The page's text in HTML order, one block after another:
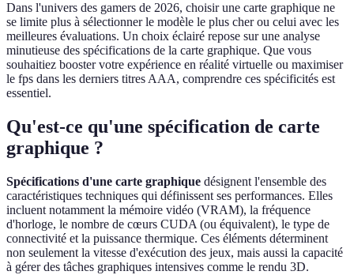
Dans l'univers des gamers de 2026, choisir une carte graphique ne
se limite plus à sélectionner le modèle le plus cher ou celui avec les
meilleures évaluations. Un choix éclairé repose sur une analyse
minutieuse des spécifications de la carte graphique. Que vous
souhaitiez booster votre expérience en réalité virtuelle ou maximiser
le fps dans les derniers titres AAA, comprendre ces spécificités est
essentiel.
Qu'est-ce qu'une spécification de carte
graphique ?
Spécifications d'une carte graphique désignent l'ensemble des
caractéristiques techniques qui définissent ses performances. Elles
incluent notamment la mémoire vidéo (VRAM), la fréquence
d'horloge, le nombre de cœurs CUDA (ou équivalent), le type de
connectivité et la puissance thermique. Ces éléments déterminent
non seulement la vitesse d'exécution des jeux, mais aussi la capacité
à gérer des tâches graphiques intensives comme le rendu 3D.